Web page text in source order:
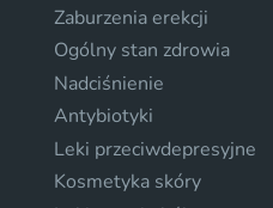
Zaburzenia erekcji
Ogólny stan zdrowia
Nadciśnienie
Antybiotyki
Leki przeciwdepresyjne
Kosmetyka skóry